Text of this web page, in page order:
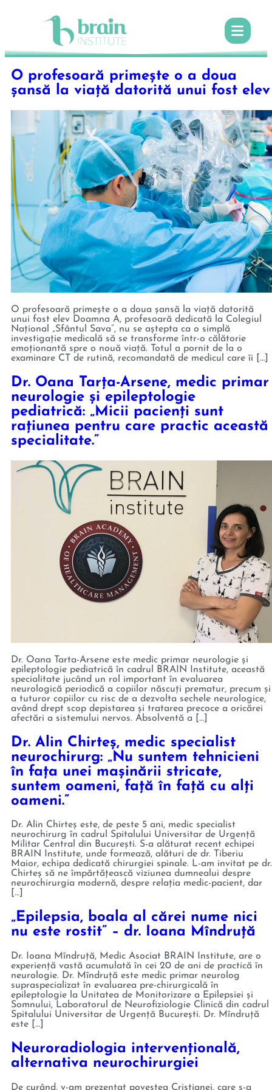
O profesoară primește o a doua
șansă la viață datorită unui fost elev
O profesoară primește o a doua șansă la viață datorită
unui fost elev Doamna A, profesoară dedicată la Colegiul
Național „Sfântul Sava”, nu se aștepta ca o simplă
investigație medicală să se transforme într-o călătorie
emoționantă spre o nouă viață. Totul a pornit de la o
examinare CT de rutină, recomandată de medicul care îi […]
Dr. Oana Tarța-Arsene, medic primar
neurologie și epileptologie
pediatrică: „Micii pacienți sunt
rațiunea pentru care practic această
specialitate.”
Dr. Oana Tarta-Arsene este medic primar neurologie și
epileptologie pediatrică în cadrul BRAIN Institute, această
specialitate jucând un rol important în evaluarea
neurologică periodică a copiilor născuți prematur, precum și
a tuturor copiilor cu risc de a dezvolta sechele neurologice,
având drept scop depistarea și tratarea precoce a oricărei
afectări a sistemului nervos. Absolventă a […]
Dr. Alin Chirteș, medic specialist
neurochirurg: „Nu suntem tehnicieni
în faţa unei maşinării stricate,
suntem oameni, faţă în faţă cu alţi
oameni.”
Dr. Alin Chirteș este, de peste 5 ani, medic specialist
neurochirurg în cadrul Spitalului Universitar de Urgență
Militar Central din București. S-a alăturat recent echipei
BRAIN Institute, unde formează, alături de dr. Tiberiu
Maior, echipa dedicată chirurgiei spinale. L-am invitat pe dr.
Chirteș să ne împărtățească viziunea dumnealui despre
neurochirurgia modernă, despre relația medic-pacient, dar
[…]
„Epilepsia, boala al cărei nume nici
nu este rostit” – dr. Ioana Mîndruță
Dr. Ioana Mîndruță, Medic Asociat BRAIN Institute, are o
experiență vastă acumulată în cei 20 de ani de practică în
neurologie. Dr. Mîndruță este medic primar neurolog
supraspecializat în evaluarea pre-chirurgicală în
epileptologie la Unitatea de Monitorizare a Epilepsiei și
Somnului, Laboratorul de Neurofiziologie Clinică din cadrul
Spitalului Universitar de Urgență București. Dr. Mîndruță
este […]
Neuroradiologia intervențională,
alternativa neurochirurgiei
De curând, v-am prezentat povestea Cristianei, care s-a